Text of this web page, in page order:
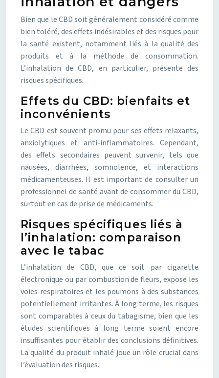
Bien que le CBD soit généralement considéré comme
bien toléré, des effets indésirables et des risques pour
la santé existent, notamment liés à la qualité des
produits et à la méthode de consommation.
L’inhalation de CBD, en particulier, présente des
risques spécifiques.
Effets du CBD: bienfaits et
inconvénients
Le CBD est souvent promu pour ses effets relaxants,
anxiolytiques et anti-inflammatoires. Cependant,
des effets secondaires peuvent survenir, tels que
nausées, diarrhées, somnolence, et interactions
médicamenteuses. Il est important de consulter un
professionnel de santé avant de consommer du CBD,
surtout en cas de prise de médicaments.
Risques spécifiques liés à
l’inhalation: comparaison
avec le tabac
L’inhalation de CBD, que ce soit par cigarette
électronique ou par combustion de fleurs, expose les
voies respiratoires et les poumons à des substances
potentiellement irritantes. À long terme, les risques
sont comparables à ceux du tabagisme, bien que les
études scientifiques à long terme soient encore
insuffisantes pour établir des conclusions définitives.
La qualité du produit inhalé joue un rôle crucial dans
l’évaluation des risques.